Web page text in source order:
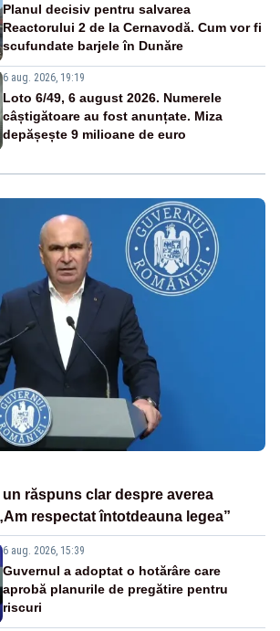
Planul decisiv pentru salvarea
Reactorului 2 de la Cernavodă. Cum vor fi
scufundate barjele în Dunăre
6 aug. 2026, 19:19
Loto 6/49, 6 august 2026. Numerele
câștigătoare au fost anunțate. Miza
depășește 9 milioane de euro
un răspuns clar despre averea
respectat întotdeauna legea”
6 aug. 2026, 15:39
Guvernul a adoptat o hotărâre care
aprobă planurile de pregătire pentru
riscuri